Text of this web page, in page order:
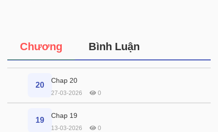
Chương Bình Luận
20
Chap 20
27-03-2026 0
19
Chap 19
13-03-2026 0